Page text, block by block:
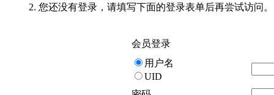
您还没有登录，请填写下面的登录表单后再尝试访问。
会员登录
用户名
UID